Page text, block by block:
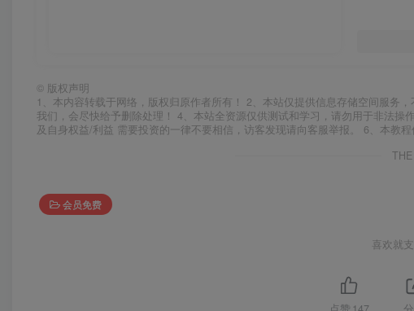
© 版权声明
1、本内容转载于网络，版权归原作者所有！ 2、本站仅提供信息存储空间服务
我们，会尽快给予删除处理！ 4、本站全资源仅供测试和学习，请勿用于非法
及自身权益/利益 需要投资的一律不要相信，访客发现请向客服举报。 6、本教
会员免费
喜欢就